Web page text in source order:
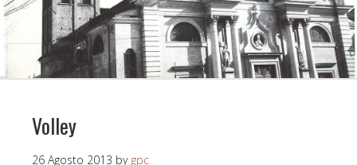
Volley
26 Agosto 2013 by gpc